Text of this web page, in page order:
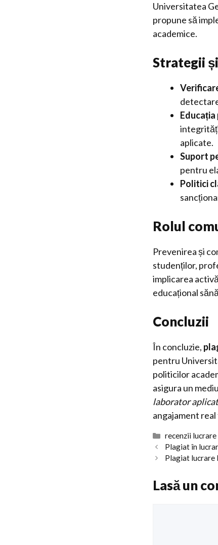
Universitatea
propune să
academice.
Strategii
aplicate.
Suport
pentru
Politici
Rolul
Prevenirea și
studenților,
implicarea
educațional
Concluzii
În concluzie,
pentru
politicilor
asigura un
laborator
angajament
Categorii
recenzii
Plagiat în
Plagiat lucrare
Lasă un